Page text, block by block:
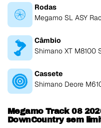
Rodas
Megamo SL ASY
Câmbio
Shimano XT M8100
Cassete
Shimano Deore
Megamo Track 08
DownCountry sem